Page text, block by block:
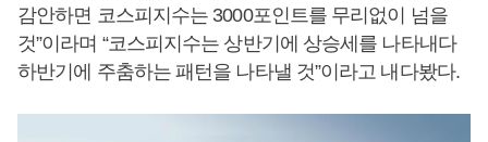
감안하면 코스피지수는 3000포인트를 무리없이 넘을
것”이라며 “코스피지수는 상반기에 상승세를 나타내다
하반기에 주춤하는 패턴을 나타낼 것”이라고 내다봤다.